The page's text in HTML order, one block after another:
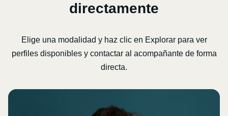
directamente
Elige una modalidad y haz clic en Explorar para ver
perfiles disponibles y contactar al acompañante de forma
directa.